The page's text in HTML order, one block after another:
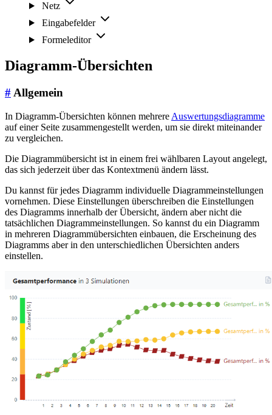
Netz
Eingabefelder
Formeleditor
Diagramm-Übersichten
# Allgemein
In Diagramm-Übersichten können mehrere Auswertungsdiagramme
auf einer Seite zusammengestellt werden, um sie direkt miteinander
zu vergleichen.
Die Diagrammübersicht ist in einem frei wählbaren Layout angelegt,
das sich jederzeit über das Kontextmenü ändern lässt.
Du kannst für jedes Diagramm individuelle Diagrammeinstellungen
vornehmen. Diese Einstellungen überschreiben die Einstellungen
des Diagramms innerhalb der Übersicht, ändern aber nicht die
tatsächlichen Diagrammeinstellungen. So kannst du ein Diagramm
in mehreren Diagrammübersichten einbauen, die Erscheinung des
Diagramms aber in den unterschiedlichen Übersichten anders
einstellen.